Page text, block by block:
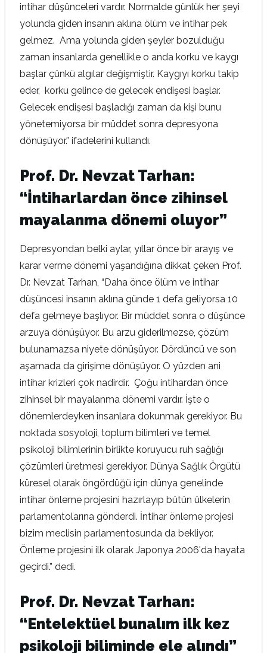
intihar düşünceleri vardır. Normalde günlük her şeyi
yolunda giden insanın aklına ölüm ve intihar pek
gelmez. Ama yolunda giden şeyler bozulduğu
zaman insanlarda genellikle o anda korku ve kaygı
başlar çünkü algılar değişmiştir. Kaygıyı korku takip
eder, korku gelince de gelecek endişesi başlar.
Gelecek endişesi başladığı zaman da kişi bunu
yönetemiyorsa bir müddet sonra depresyona
dönüşüyor.” ifadelerini kullandı.
Prof. Dr. Nevzat Tarhan:
“İntiharlardan önce zihinsel
mayalanma dönemi oluyor”
Depresyondan belki aylar, yıllar önce bir arayış ve
karar verme dönemi yaşandığına dikkat çeken Prof.
Dr. Nevzat Tarhan, “Daha önce ölüm ve intihar
düşüncesi insanın aklına günde 1 defa geliyorsa 10
defa gelmeye başlıyor. Bir müddet sonra o düşünce
arzuya dönüşüyor. Bu arzu giderilmezse, çözüm
bulunamazsa niyete dönüşüyor. Dördüncü ve son
aşamada da girişime dönüşüyor. O yüzden ani
intihar krizleri çok nadirdir. Çoğu intihardan önce
zihinsel bir mayalanma dönemi vardır. İşte o
dönemlerdeyken insanlara dokunmak gerekiyor. Bu
noktada sosyoloji, toplum bilimleri ve temel
psikoloji bilimlerinin birlikte koruyucu ruh sağlığı
çözümleri üretmesi gerekiyor. Dünya Sağlık Örgütü
küresel olarak öngördüğü için dünya genelinde
intihar önleme projesini hazırlayıp bütün ülkelerin
parlamentolarına gönderdi. İntihar önleme projesi
bizim meclisin parlamentosunda da bekliyor.
Önleme projesini ilk olarak Japonya 2006'da hayata
geçirdi.” dedi.
Prof. Dr. Nevzat Tarhan:
“Entelektüel bunalım ilk kez
psikoloji biliminde ele alındı”